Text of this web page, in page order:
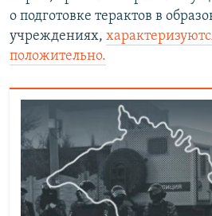
о подготовке терактов в
учреждениях,
положительно.